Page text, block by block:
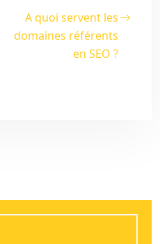
A quoi servent les
domaines référents
en SEO ?